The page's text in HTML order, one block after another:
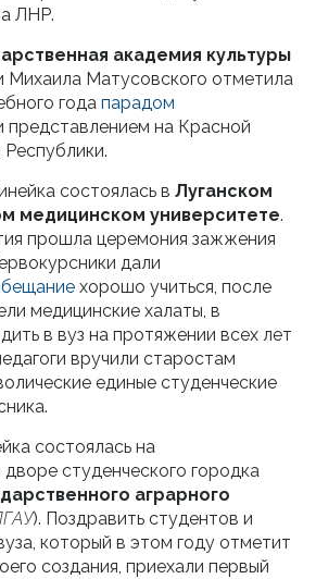
ЛНР.
академия культуры
Михаила Матусовского отметила
года парадом
представлением на Красной
состоялась в Луганском
медицинском университете.
прошла церемония зажжения
дали
хорошо учиться, после
медицинские халаты, в
в вуз на протяжении всех лет
вручили старостам
единые студенческие
состоялась на
студенческого городка
аграрного
). Поздравить студентов и
который в этом году отметит
создания, приехали первый